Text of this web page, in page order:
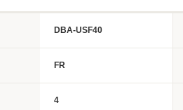
DBA-USF40
FR
4